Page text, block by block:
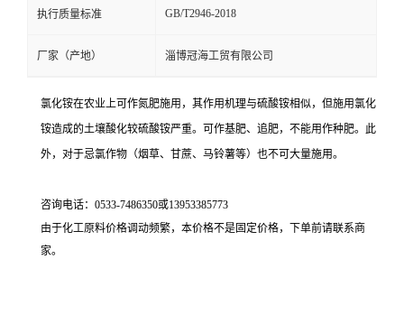
执行质量标准 GB/T2946-2018
厂家（产地） 淄博冠海工贸有限公司
氯化铵在农业上可作氮肥施用，其作用机理与硫酸铵相似，但施用氯化
铵造成的土壤酸化较硫酸铵严重。可作基肥、追肥，不能用作种肥。此
外，对于忌氯作物（烟草、甘蔗、马铃薯等）也不可大量施用。
咨询电话： 0533-7486350或13953385773
由于化工原料价格调动频繁，本价格不是固定价格，下单前请联系商
家。